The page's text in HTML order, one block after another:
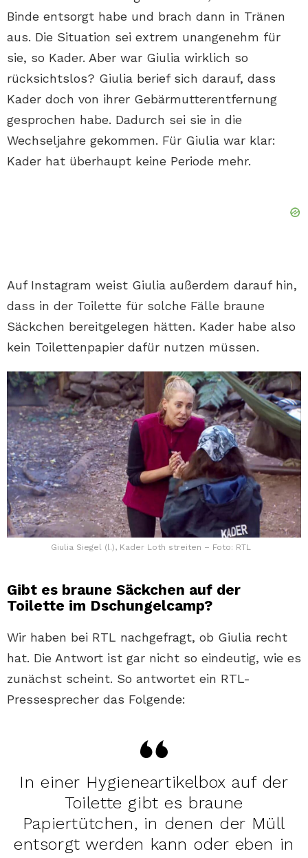
Binde entsorgt habe und brach dann in Tränen
aus. Die Situation sei extrem unangenehm für
sie, so Kader. Aber war Giulia wirklich so
rücksichtslos? Giulia berief sich darauf, dass
Kader doch von ihrer Gebärmutterentfernung
gesprochen habe. Dadurch sei sie in die
Wechseljahre gekommen. Für Giulia war klar:
Kader hat überhaupt keine Periode mehr.
Auf Instagram weist Giulia außerdem darauf hin,
dass in der Toilette für solche Fälle braune
Säckchen bereitgelegen hätten. Kader habe also
kein Toilettenpapier dafür nutzen müssen.
Giulia Siegel (l.), Kader Loth streiten – Foto: RTL
Gibt es braune Säckchen auf der
Toilette im Dschungelcamp?
Wir haben bei RTL nachgefragt, ob Giulia recht
hat. Die Antwort ist gar nicht so eindeutig, wie es
zunächst scheint. So antwortet ein RTL-
Pressesprecher das Folgende:
In einer Hygieneartikelbox auf der
Toilette gibt es braune
Papiertütchen, in denen der Müll
entsorgt werden kann oder eben in